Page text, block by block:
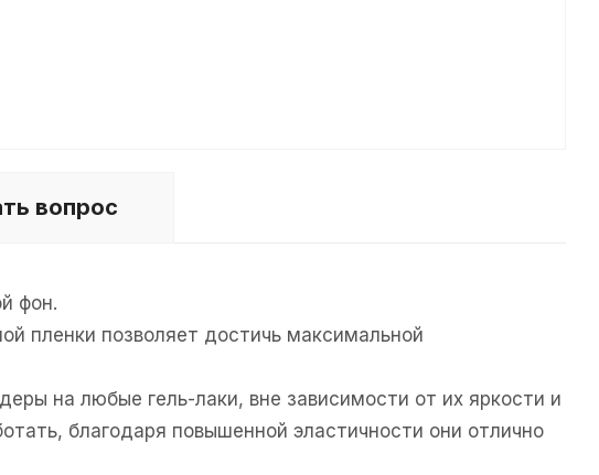
вопрос
фон.
пленки позволяет достичь максимальной
на любые гель-лаки, вне зависимости от их яркости и
благодаря повышенной эластичности они отлично